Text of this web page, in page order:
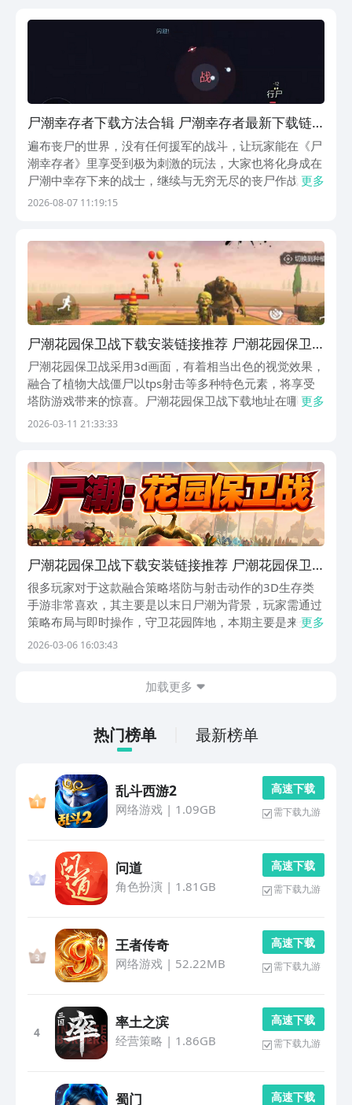
尸潮幸存者下载方法合辑 尸潮幸存者最新下载链
接
遍布丧尸的世界，没有任何援军的战斗，让玩家能在《尸
潮幸存者》里享受到极为刺激的玩法，大家也将化身成在
尸潮中幸存下来的战士，继续与无穷无尽的丧尸作战，避
免自己成为它们的盘中餐。尸潮幸存者下载方法大全早已
更多
2026-08-07 11:19:15
尸潮花园保卫战下载安装链接推荐 尸潮花园保卫
战不用钱下载链接
尸潮花园保卫战采用3d画面，有着相当出色的视觉效果，
融合了植物大战僵尸以tps射击等多种特色元素，将享受
塔防游戏带来的惊喜。尸潮花园保卫战下载地址在哪？很
多玩家都有这样的疑问，小伙伴们想要参与其中探索一
更多
2026-03-11 21:33:33
尸潮花园保卫战下载安装链接推荐 尸潮花园保卫
战下载渠道分享
很多玩家对于这款融合策略塔防与射击动作的3D生存类
手游非常喜欢，其主要是以末日尸潮为背景，玩家需通过
策略布局与即时操作，守卫花园阵地，本期主要是来介绍
尸潮花园保卫战下载，如果想要让自己快速的进入其中，
更多
2026-03-06 16:03:43
加载更多
热门榜单 最新榜单
乱斗西游2
网络游戏| 1.09GB
高 速 下 载
需下载九游
问道
角色扮演 | 1.81GB
高 速 下 载
需下载九游
王者传奇
网络游戏| 52.22MB
高 速 下 载
需下载九游
4
率土之滨
经营策略 | 1.86GB
高 速 下 载
需下载九游
蜀门 高 速 下 载